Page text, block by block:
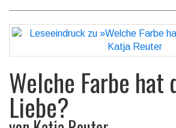
Welche Farbe hat
Liebe?